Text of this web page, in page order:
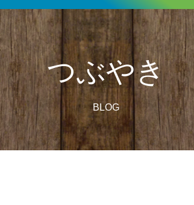
つぶやき
BLOG